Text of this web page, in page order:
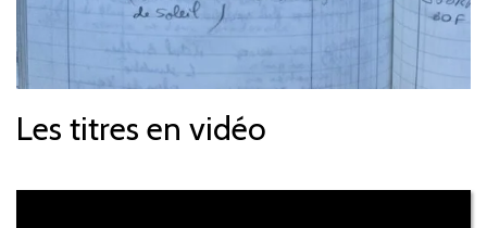
Les titres en vidéo